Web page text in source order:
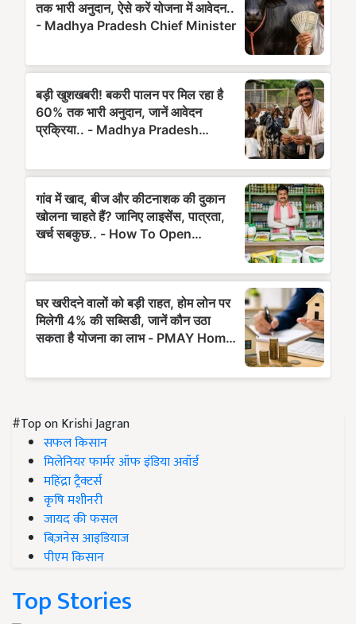
#Top on Krishi Jagran
सफल किसान
मिलेनियर फार्मर ऑफ इंडिया अवॉर्ड
महिंद्रा ट्रैक्टर्स
कृषि मशीनरी
जायद की फसल
बिज़नेस आइडियाज
पीएम किसान
Top Stories